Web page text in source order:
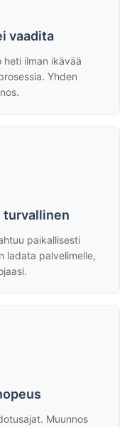
vaadita
ilman ikävää
Yhden
turvallinen
paikallisesti
ladata palvelimelle,
Muunnos